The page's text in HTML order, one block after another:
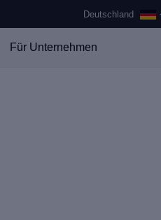
Deutschland
Für Unternehmen